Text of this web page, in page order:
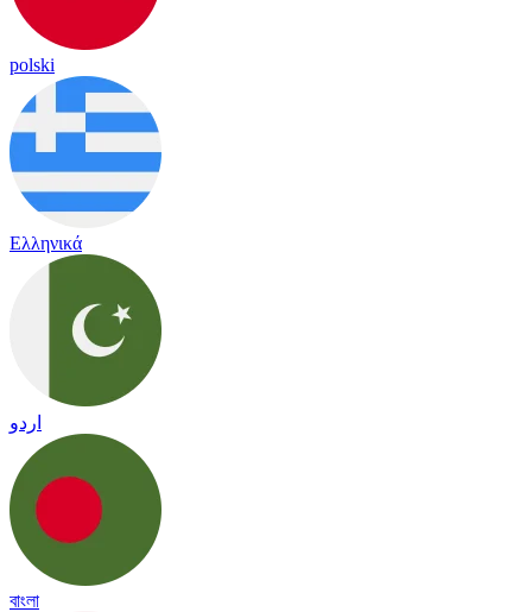
polski
Ελληνικά
اردو
বাংলা